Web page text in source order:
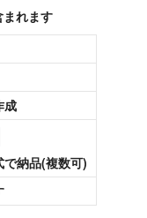
まれます
成
納品(複数可)